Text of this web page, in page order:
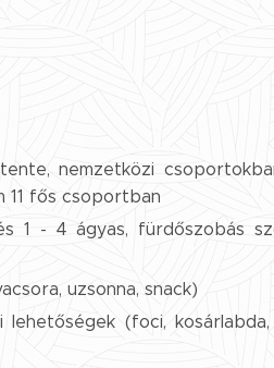
nemzetközi
11 fős csoportban
1 - 4 ágyas, fürdőszobás
uzsonna, snack)
(foci,